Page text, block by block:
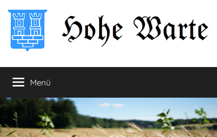
Inhalt
springen
Hohe
Warte
Startseite
Menü